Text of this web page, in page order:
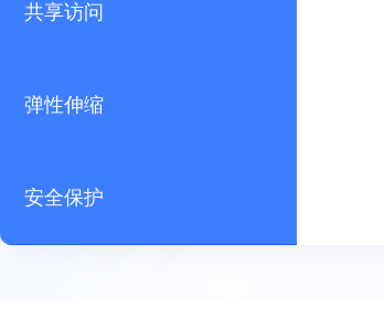
共享访问
弹性伸缩
安全保护